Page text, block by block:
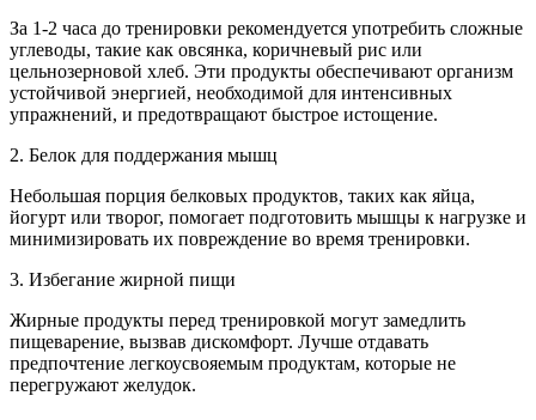
За 1-2 часа до тренировки рекомендуется употребить сложные
углеводы, такие как овсянка, коричневый рис или
цельнозерновой хлеб. Эти продукты обеспечивают организм
устойчивой энергией, необходимой для интенсивных
упражнений, и предотвращают быстрое истощение.
2. Белок для поддержания мышц
Небольшая порция белковых продуктов, таких как яйца,
йогурт или творог, помогает подготовить мышцы к нагрузке и
минимизировать их повреждение во время тренировки.
3. Избегание жирной пищи
Жирные продукты перед тренировкой могут замедлить
пищеварение, вызвав дискомфорт. Лучше отдавать
предпочтение легкоусвояемым продуктам, которые не
перегружают желудок.